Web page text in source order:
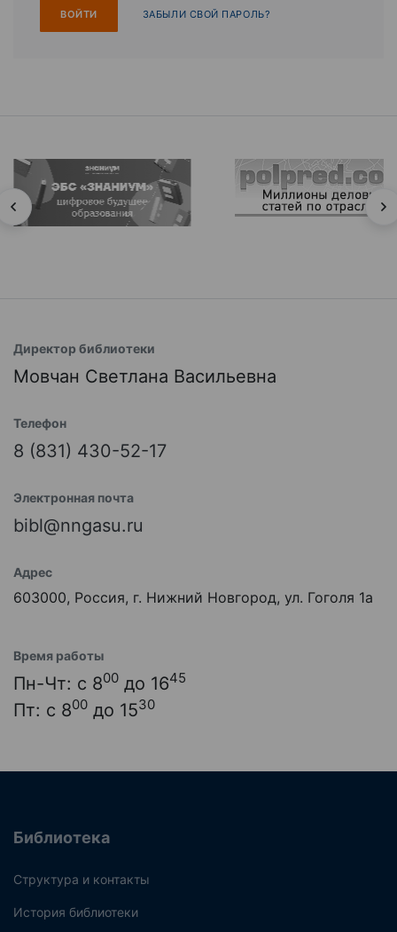
ЗАБЫЛИ СВОЙ ПАРОЛЬ?
Директор библиотеки
Мовчан Светлана Васильевна
Телефон
8 (831) 430-52-17
Электронная почта
bibl@nngasu.ru
Адрес
603000, Россия, г. Нижний Новгород, ул. Гоголя 1а
Время работы
Пн-Чт: с 800 до 1645
Пт: с 800 до 1530
Библиотека
Структура и контакты
История библиотеки